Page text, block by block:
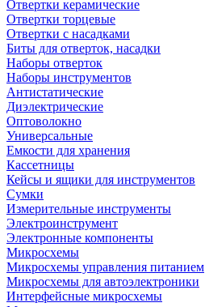
Отвертки керамические
Отвертки торцевые
Отвертки с насадками
Биты для отверток, насадки
Наборы отверток
Наборы инструментов
Антистатические
Диэлектрические
Оптоволокно
Универсальные
Емкости для хранения
Кассетницы
Кейсы и ящики для инструментов
Сумки
Измерительные инструменты
Электроинструмент
Электронные компоненты
Микросхемы
Микросхемы управления питанием
Микросхемы для автоэлектроники
Интерфейсные микросхемы